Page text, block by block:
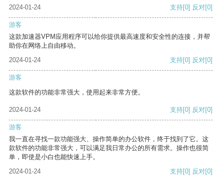
2024-01-24
支持[0] 反对[0]
游客
这款加速器VPM应用程序可以给你提供最高速度和安全性的连接，并帮
助你在网络上自由移动。
2024-01-24
支持[0] 反对[0]
游客
这款软件的功能非常强大，使用起来非常方便。
2024-01-24 支持[0] 反对[0]
游客
我一直在寻找一款功能强大、操作简单的办公软件，终于找到了它。这
款软件的功能非常强大，可以满足我日常办公的所有需求。操作也很简
单，即使是小白也能快速上手。
2024-01-24
支持[0] 反对[0]